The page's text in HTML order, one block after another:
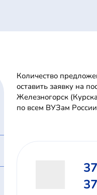
Количество
оставить заявку на
Железногорск
по всем ВУЗам